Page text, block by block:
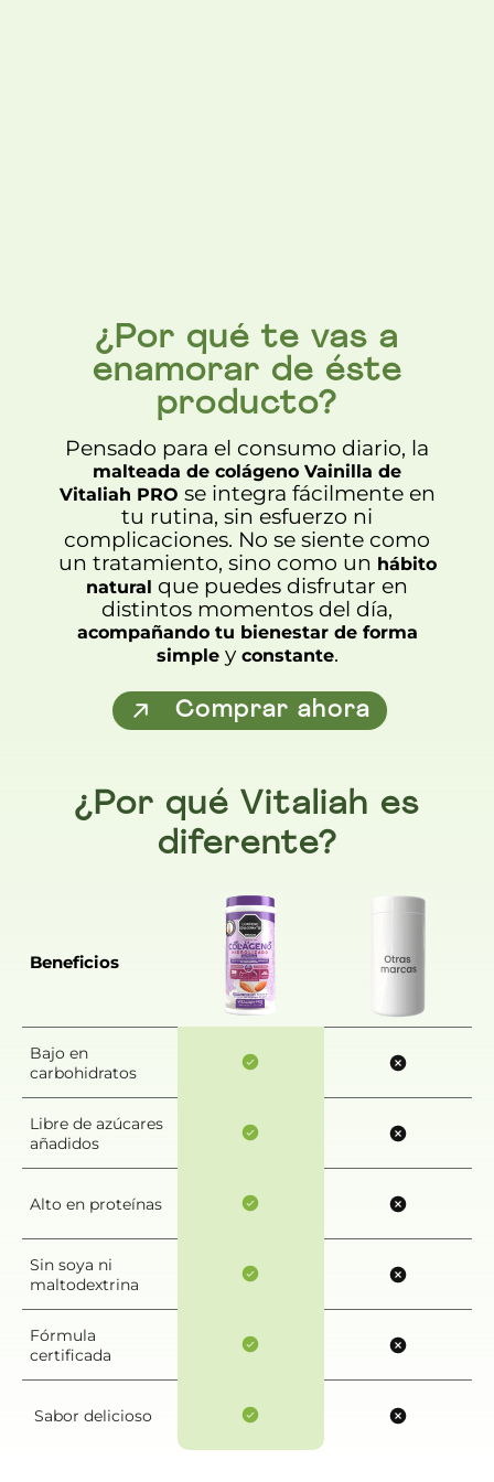
¿Por qué te vas a
enamorar de éste
producto?
Pensado para el consumo diario, la
malteada de colágeno Vainilla de
Vitaliah PRO se integra fácilmente en
tu rutina, sin esfuerzo ni
complicaciones. No se siente como
un tratamiento, sino como un hábito
natural que puedes disfrutar en
distintos momentos del día,
acompañando tu bienestar de forma
simpley constante.
Comprar ahora
¿Por qué Vitaliah es
diferente?
Beneficios
Bajo en
carbohidratos
Libre de azúcares
añadidos
Alto en proteínas
Sin soya ni
maltodextrina
Fórmula
certificada
Sabor delicioso